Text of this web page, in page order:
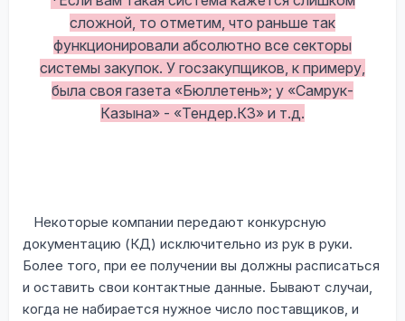
сложной, то отметим, что раньше так
функционировали абсолютно все секторы
системы закупок. У госзакупщиков, к примеру,
была своя газета «Бюллетень»; у «Самрук-
Казына» - «Тендер.КЗ» и т.д.
Некоторые компании передают конкурсную
документацию (КД) исключительно из рук в руки.
Более того, при ее получении вы должны расписаться
и оставить свои контактные данные. Бывают случаи,
когда не набирается нужное число поставщиков, и